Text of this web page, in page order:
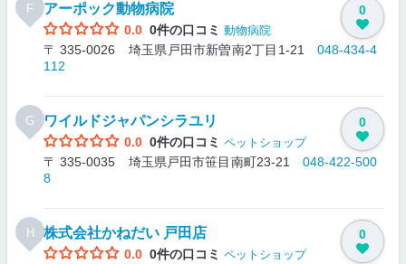
F アーポック動物病院
0.0 0件の口コミ 動物病院
〒 335-0026 埼玉県戸田市新曽南2丁目1-21 048-434-4
112
0
G ワイルドジャパンシラユリ
0.0 0件の口コミ ペットショップ
〒 335-0035 埼玉県戸田市笹目南町23-21 048-422-500
8
0
H 株式会社かねだい 戸田店
0.0 0件の口コミ ペットショップ
0